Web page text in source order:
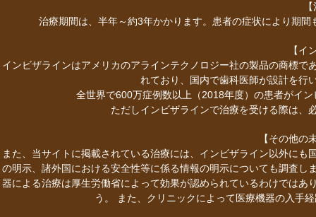
治療期間は、半年～約3年かかります。患者の症状により期
【イ
インビザラインはアメリカのアラインテクノロジー社の製品の商標
れており、国内で歯科医師が設計を行
全世界で600万症例数以上（2018年度）の患者がイ
ただしインビザラインで治療を受ける際は、
【その他の
また、当サイトに掲載されている治療には、インビザライン以外に
の明示、諸外国における安全性等に係る情報の明示についても調査
器による治療は厚生労働省によって効果が認められているわけでは
う。 また、クリニックによって医療機器の入手